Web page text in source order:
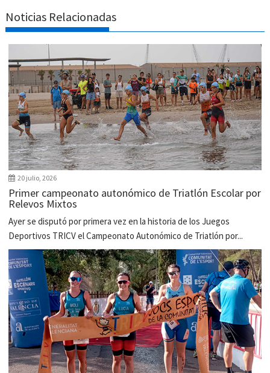
Noticias Relacionadas
20 julio, 2026
Primer campeonato autonómico de Triatlón Escolar por
Relevos Mixtos
Ayer se disputó por primera vez en la historia de los Juegos
Deportivos TRICV el Campeonato Autonómico de Triatlón por...